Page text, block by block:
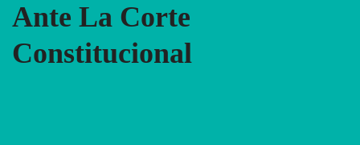
Ante La Corte
Constitucional